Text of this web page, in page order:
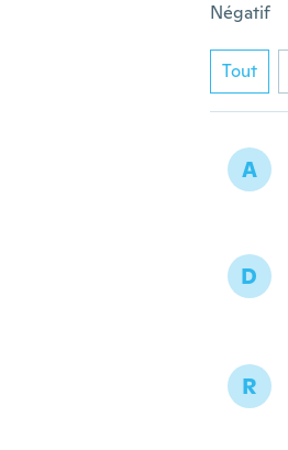
Négatif
Tout
A
D
R